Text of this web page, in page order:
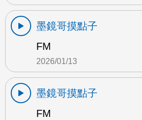
墨鏡哥摸點子
FM
2026/01/13
墨鏡哥摸點子
FM